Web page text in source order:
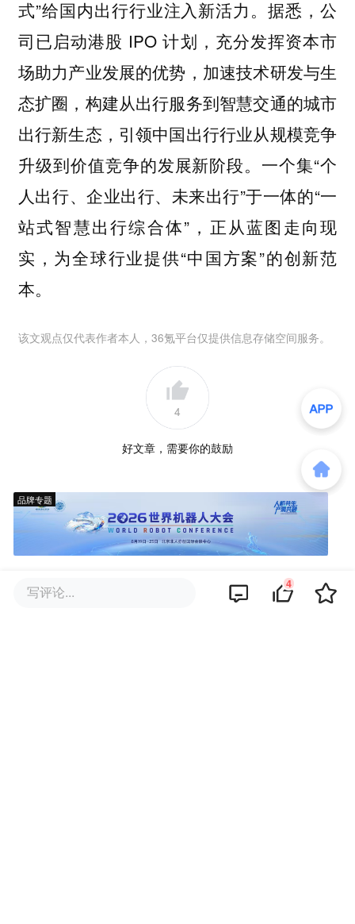
式”给国内出行行业注入新活力。据悉，公
司已启动港股 IPO 计划，充分发挥资本市
场助力产业发展的优势，加速技术研发与生
态扩圈，构建从出行服务到智慧交通的城市
出行新生态，引领中国出行行业从规模竞争
升级到价值竞争的发展新阶段。一个集“个
人出行、企业出行、未来出行”于一体的“一
站式智慧出行综合体”，正从蓝图走向现
实，为全球行业提供“中国方案”的创新范
本。
该文观点仅代表作者本人，36氪平台仅提供信息存储空间服务。
4
好文章，需要你的鼓励
品牌专题
写评论... 4